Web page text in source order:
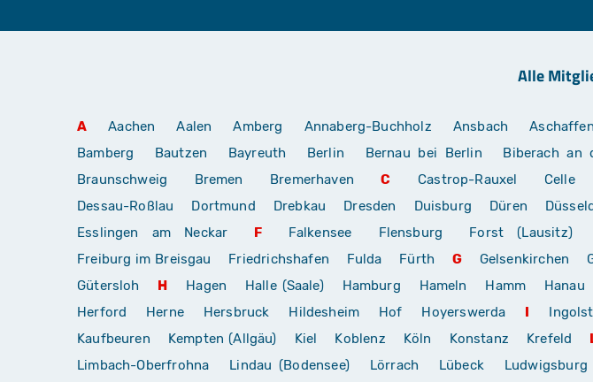
Alle
A Aachen Aalen Amberg Annaberg-Buchholz Ansbach
Bamberg
Bautzen Bayreuth Berlin Bernau bei Berlin Biberach an
Braunschweig
Bremen Bremerhaven C Castrop-Rauxel Celle
Dessau-Roßlau
Dortmund Drebkau Dresden Duisburg Düren
Esslingen am Neckar
F Falkensee Flensburg Forst (Lausitz)
Freiburg im Breisgau
Friedrichshafen Fulda Fürth G Gelsenkirchen
Gütersloh
H Hagen Halle (Saale) Hamburg Hameln Hamm Hanau
Herford
Herne Hersbruck Hildesheim Hof Hoyerswerda I
Kaufbeuren
Kempten (Allgäu) Kiel Koblenz Köln Konstanz Krefeld
Limbach-Oberfrohna
Lindau (Bodensee) Lörrach Lübeck Ludwigsburg